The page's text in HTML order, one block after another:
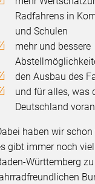
Radfahrens in
und Schulen
mehr und bessere
den Ausbau des
und für alles, was
Deutschland
haben wir
gibt immer noch
Württemberg